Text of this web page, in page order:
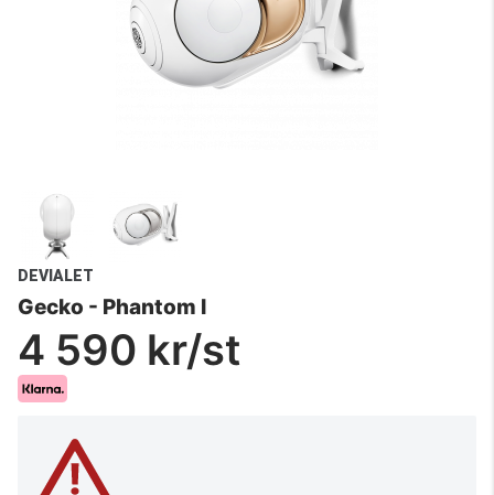
DEVIALET
Gecko - Phantom I
4 590 kr/st